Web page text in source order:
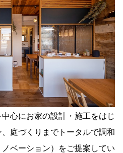
心にお家の設計・施工をはじ
庭づくりまでトータルで調和
ベーション）をご提案してい